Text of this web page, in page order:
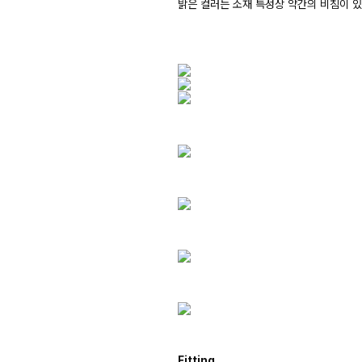
밝은 컬러는 소재 특성상 약간의 비침이